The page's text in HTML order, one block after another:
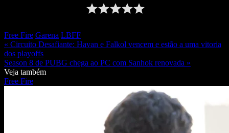
Free Fire Garena LBFF
« Circuito Desafiante: Havan e Falkol vencem e estão a uma vitoria
dos playoffs
Season 8 de PUBG chega ao PC com Sanhok renovada »
Veja também
Free Fire